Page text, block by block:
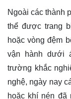
Ngoài các thành
thể được trang
hoặc vòng đệm
vận hành dưới
trường khắc
nghệ, ngày nay
hoặc khí nén đã